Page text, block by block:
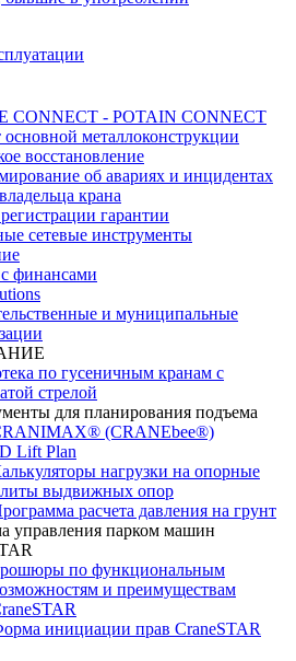
CONNECT - POTAIN CONNECT
металлоконструкции
восстановление
об авариях и инцидентах
крана
гарантии
сетевые инструменты
финансами
и муниципальные
по гусеничным кранам с
стрелой
для планирования подъема
(CRANEbee®)
Lift Plan
нагрузки на опорные
выдвижных опор
расчета давления на грунт
управления парком машин
по функциональным
и преимуществам
инициации прав CraneSTAR